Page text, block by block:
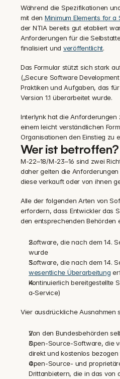
Während die Spezifikationen
mit den Minimum Elements for
der NTIA bereits gut etabliert
Anforderungen für die
finalisiert und veröffentlicht.
Das Formular stützt sich stark
(„Secure Software
Praktiken und Aufgaben, das
Version 1.1 überarbeitet wurde.
Interlynk hat die Anforderungen
einem leicht verständlichen
Organisationen den Einstieg zu
Wer ist betroffen?
M-22–18/M-23–16 sind zwei
daher gelten die
diese verkauft oder von ihnen
Alle der folgenden Arten von
erfordern, dass Entwickler das
den entsprechenden Behörden
Software, die nach dem 14.
wurde
wesentliche Überarbeitung
Kontinuierlich bereitgestellte
a-Service)‍
Vier ausdrückliche Ausnahmen
Von den Bundesbehörden
Open-Source-Software, die
direkt und kostenlos bezogen
Open-Source- und
Drittanbietern, die in das von